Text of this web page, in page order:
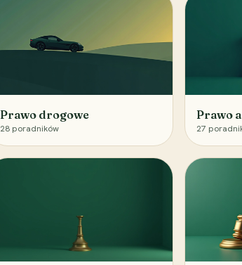
Prawo drogowe
28 poradników
Prawo
27